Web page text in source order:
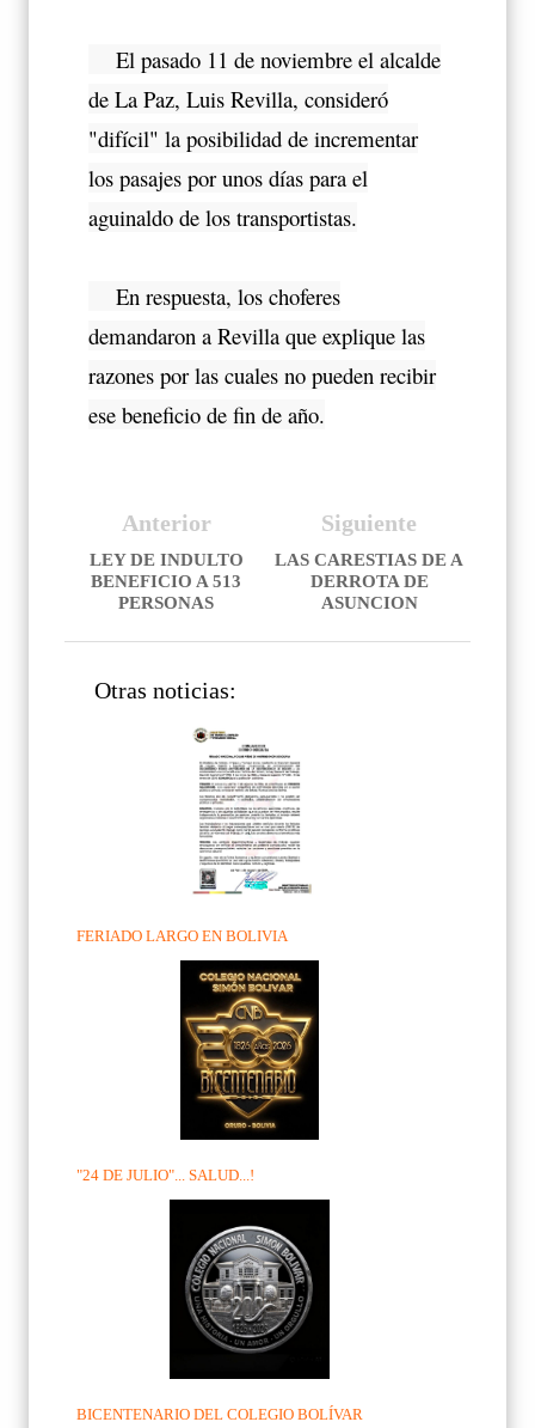
El pasado 11 de noviembre el alcalde
de La Paz, Luis Revilla, consideró
"difícil" la posibilidad de incrementar
los pasajes por unos días para el
aguinaldo de los transportistas.
En respuesta, los choferes
demandaron a Revilla que explique las
razones por las cuales no pueden recibir
ese beneficio de fin de año.
Siguiente
LAS CARESTIAS DE A
DERROTA DE
ASUNCION
Anterior
LEY DE INDULTO
BENEFICIO A 513
PERSONAS
Otras noticias:
FERIADO LARGO EN BOLIVIA
"24 DE JULIO"... SALUD...!
BICENTENARIO DEL COLEGIO BOLÍVAR